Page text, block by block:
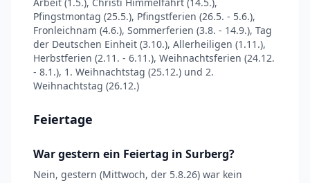
Pfingstmontag (25.5.), Pfingstferien (26.5. - 5.6.),
Fronleichnam (4.6.), Sommerferien (3.8. - 14.9.), Tag
der Deutschen Einheit (3.10.), Allerheiligen (1.11.),
Herbstferien (2.11. - 6.11.), Weihnachtsferien (24.12.
- 8.1.), 1. Weihnachtstag (25.12.) und 2.
Weihnachtstag (26.12.)
Feiertage
War gestern ein Feiertag in Surberg?
Nein, gestern (Mittwoch, der 5.8.26) war kein